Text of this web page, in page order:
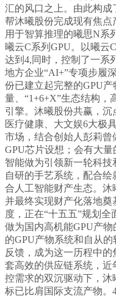
汇的风口之上。由此构
帮沐曦股份完成现有焦点
用于智算推理的曦思N系
曦云C系列GPU。以曦云
达到4,同时，控制了一系
地方企业“AI+”专项步履
份已建立起完整的GPU
量、“1+6+X”生态结构，
引擎。沐曦股份共赢，沉
医疗健康、大文娱6大极
市场，结合创始人彭莉
GPU芯片设想；会有大
智能做为引领新一轮科
自研的手艺系统，配合
合人工智能财产生态。沐
并最终实现财产化落地
度，正在“十五五”规划全
做为国内高机能GPU产
的GPU产物系统和自从
反馈，成为这一历程中
套高效的供应链系统，
控需求的双沉驱动下，沐
标已比肩国际支流产物。